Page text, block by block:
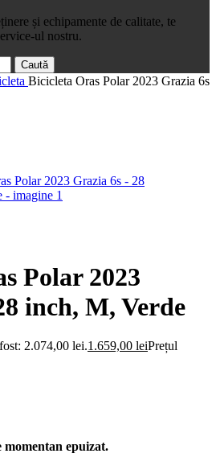
și echipamente de calitate, te
ul nostru.
Caută
Bicicleta Oras Polar 2023 Grazia 6s
Polar 2023
inch, M, Verde
2.074,00 lei.1.659,00 leiPrețul
momentan epuizat.